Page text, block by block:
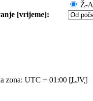
Ž-A
[vrijeme]:
zona: UTC + 01:00 [LJV]